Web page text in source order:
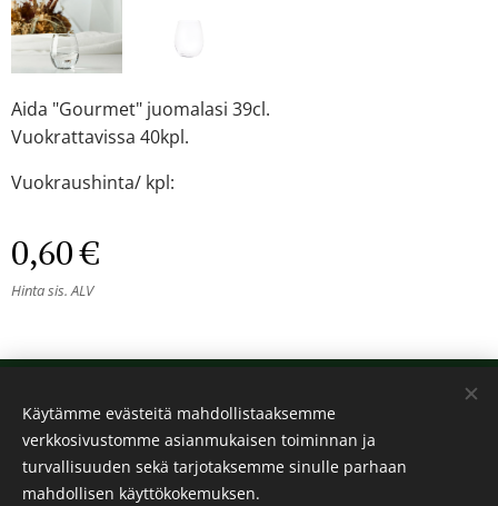
Aida "Gourmet" juomalasi 39cl.
Vuokrattavissa 40kpl.
Vuokraushinta/ kpl:
0,60€
Hinta sis. ALV
Kalos
Evästeet
Käytämme evästeitä mahdollistaaksemme
verkkosivustomme asianmukaisen toiminnan ja
turvallisuuden sekä tarjotaksemme sinulle parhaan
mahdollisen käyttökokemuksen.